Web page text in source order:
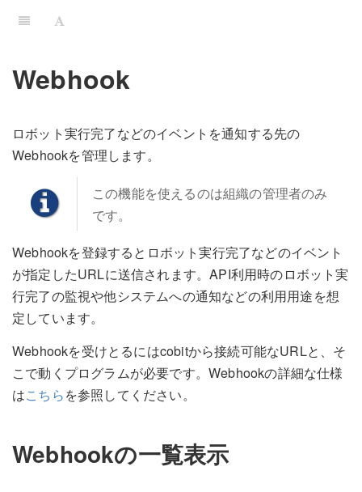
Webhook
ロボット実行完了などのイベントを通知する先の
Webhookを管理します。
この機能を使えるのは組織の管理者のみ
です。
Webhookを登録するとロボット実行完了などのイベント
が指定したURLに送信されます。API利用時のロボット実
行完了の監視や他システムへの通知などの利用用途を想
定しています。
Webhookを受けとるにはcobitから接続可能なURLと、そ
こで動くプログラムが必要です。Webhookの詳細な仕様
はこちらを参照してください。
Webhookの一覧表示